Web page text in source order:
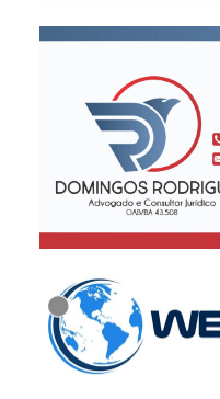
13/11/15
Chico Xavier poderá ser
destituído do cargo de
presidente do PMDB
ilheense